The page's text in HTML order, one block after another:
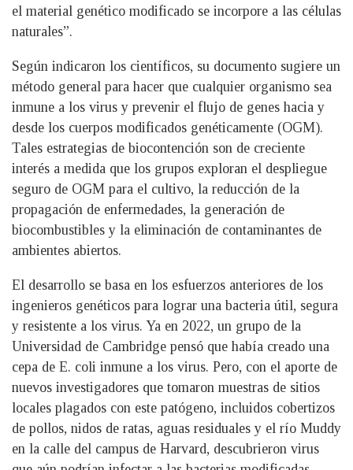
el material genético modificado se incorpore a las células
naturales”.
Según indicaron los científicos, su documento sugiere un
método general para hacer que cualquier organismo sea
inmune a los virus y prevenir el flujo de genes hacia y
desde los cuerpos modificados genéticamente (OGM).
Tales estrategias de biocontención son de creciente
interés a medida que los grupos exploran el despliegue
seguro de OGM para el cultivo, la reducción de la
propagación de enfermedades, la generación de
biocombustibles y la eliminación de contaminantes de
ambientes abiertos.
El desarrollo se basa en los esfuerzos anteriores de los
ingenieros genéticos para lograr una bacteria útil, segura
y resistente a los virus. Ya en 2022, un grupo de la
Universidad de Cambridge pensó que había creado una
cepa de E. coli inmune a los virus. Pero, con el aporte de
nuevos investigadores que tomaron muestras de sitios
locales plagados con este patógeno, incluidos cobertizos
de pollos, nidos de ratas, aguas residuales y el río Muddy
en la calle del campus de Harvard, descubrieron virus